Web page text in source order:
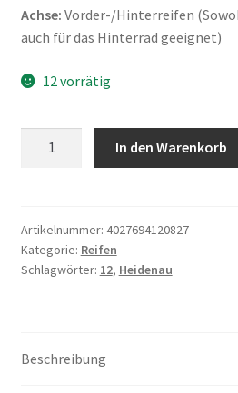
Achse: Vorder-/Hinterreifen
auch für das Hinterrad geeignet)
12 vorrätig
120/80
-
12
Menge
In den Warenkorb
Artikelnummer: 4027694120827
Kategorie: Reifen
Schlagwörter: 12, Heidenau
Beschreibung